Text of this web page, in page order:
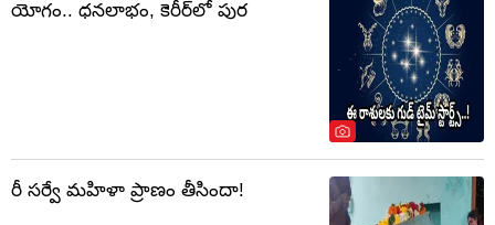
యోగం.. ధనలాభం, కెరీర్‌లో పుర
రీ సర్వే మహిళా ప్రాణం తీసిందా!